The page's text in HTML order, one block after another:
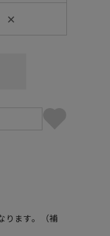
✕
ります。（補